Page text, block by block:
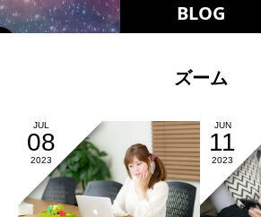
BLOG
ズーム
JUL
08
2023
JUN
11
2023